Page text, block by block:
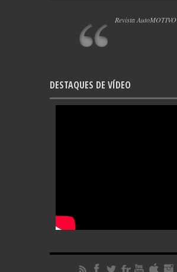
Revista AutoMOTIVO
DESTAQUES DE VÍDEO